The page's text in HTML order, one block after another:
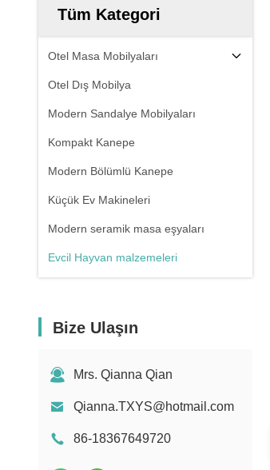
Tüm Kategori
Otel Masa Mobilyaları
Otel Dış Mobilya
Modern Sandalye Mobilyaları
Kompakt Kanepe
Modern Bölümlü Kanepe
Küçük Ev Makineleri
Modern seramik masa eşyaları
Evcil Hayvan malzemeleri
Bize Ulaşın
Mrs. Qianna Qian
Qianna.TXYS@hotmail.com
86-18367649720